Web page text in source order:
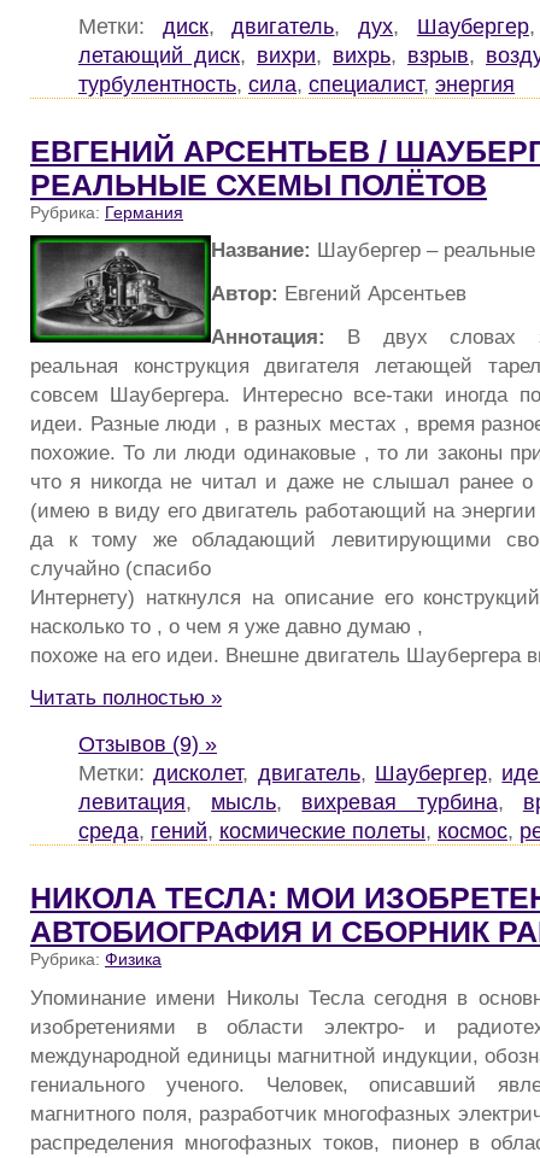
Метки: диск,двигатель,дух, Шаубергер
летающий диск, вихри, вихрь, взрыв,
турбулентность, сила, специалист, энергия
ЕВГЕНИЙ АРСЕНТЬЕВ /
РЕАЛЬНЫЕ СХЕМЫ ПОЛЁТОВ
Рубрика: Германия
Название: Шаубергер –
Автор: Евгений Арсентьев
Аннотация: В двух словах
реальная конструкция двигателя летающей
совсем Шаубергера. Интересно все-таки иногда
идеи. Разные люди , в разных местах , время
похожие. То ли люди одинаковые , то ли законы
что я никогда не читал и даже не слышал ранее о
(имею в виду его двигатель работающий на
да к тому же обладающий левитирующими
случайно (спасибо
Интернету) наткнулся на описание его
насколько то , о чем я уже давно думаю ,
похоже на его идеи. Внешне двигатель Шаубергера
Читать полностью »
Отзывов (9) »
Метки:дисколет, двигатель, Шаубергер,
левитация, мысль, вихревая турбина,
среда, гений, космические полеты, космос,
НИКОЛА ТЕСЛА: МОИ
АВТОБИОГРАФИЯ И СБОРНИК
Рубрика: Физика
Упоминание имени Николы Тесла сегодня в
изобретениями в области электро- и
международной единицы магнитной индукции,
гениального ученого. Человек, описавший
магнитного поля, разработчик многофазных
распределения многофазных токов, пионер в